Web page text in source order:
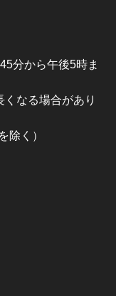
分から午後5時ま
なる場合があり
除く）